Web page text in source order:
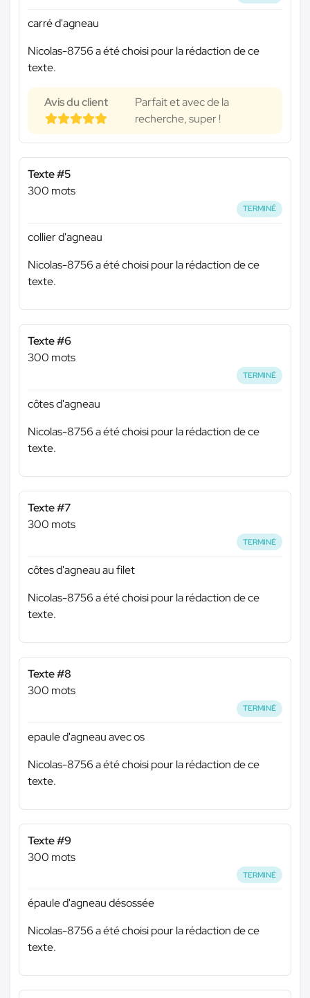
carré d'agneau
Nicolas-8756 a été choisi pour la rédaction de ce
texte.
Avis du client
Parfait et avec de la
recherche, super !
Texte #5
300 mots
TERMINÉ
collier d'agneau
Nicolas-8756 a été choisi pour la rédaction de ce
texte.
Texte #6
300 mots
TERMINÉ
côtes d'agneau
Nicolas-8756 a été choisi pour la rédaction de ce
texte.
Texte #7
300 mots
TERMINÉ
côtes d'agneau au filet
Nicolas-8756 a été choisi pour la rédaction de ce
texte.
Texte #8
300 mots
TERMINÉ
epaule d'agneau avec os
Nicolas-8756 a été choisi pour la rédaction de ce
texte.
Texte #9
300 mots
TERMINÉ
épaule d'agneau désossée
Nicolas-8756 a été choisi pour la rédaction de ce
texte.